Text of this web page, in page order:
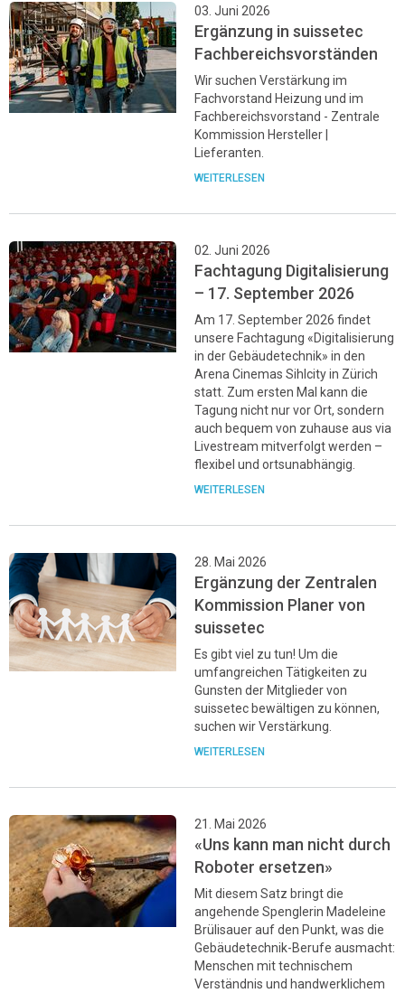
03. Juni 2026
Ergänzung in suissetec
Fachbereichsvorständen
Wir suchen Verstärkung im
Fachvorstand Heizung und im
Fachbereichsvorstand - Zentrale
Kommission Hersteller |
Lieferanten.
WEITERLESEN
02. Juni 2026
Fachtagung Digitalisierung
– 17. September 2026
Am 17. September 2026 findet
unsere Fachtagung «Digitalisierung
in der Gebäudetechnik» in den
Arena Cinemas Sihlcity in Zürich
statt. Zum ersten Mal kann die
Tagung nicht nur vor Ort, sondern
auch bequem von zuhause aus via
Livestream mitverfolgt werden –
flexibel und ortsunabhängig.
WEITERLESEN
28. Mai 2026
Ergänzung der Zentralen
Kommission Planer von
suissetec
Es gibt viel zu tun! Um die
umfangreichen Tätigkeiten zu
Gunsten der Mitglieder von
suissetec bewältigen zu können,
suchen wir Verstärkung.
WEITERLESEN
21. Mai 2026
«Uns kann man nicht durch
Roboter ersetzen»
Mit diesem Satz bringt die
angehende Spenglerin Madeleine
Brülisauer auf den Punkt, was die
Gebäudetechnik-Berufe ausmacht:
Menschen mit technischem
Verständnis und handwerklichem